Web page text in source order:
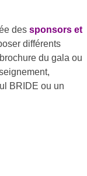
des sponsors et
différents
du gala ou
BRIDE ou un